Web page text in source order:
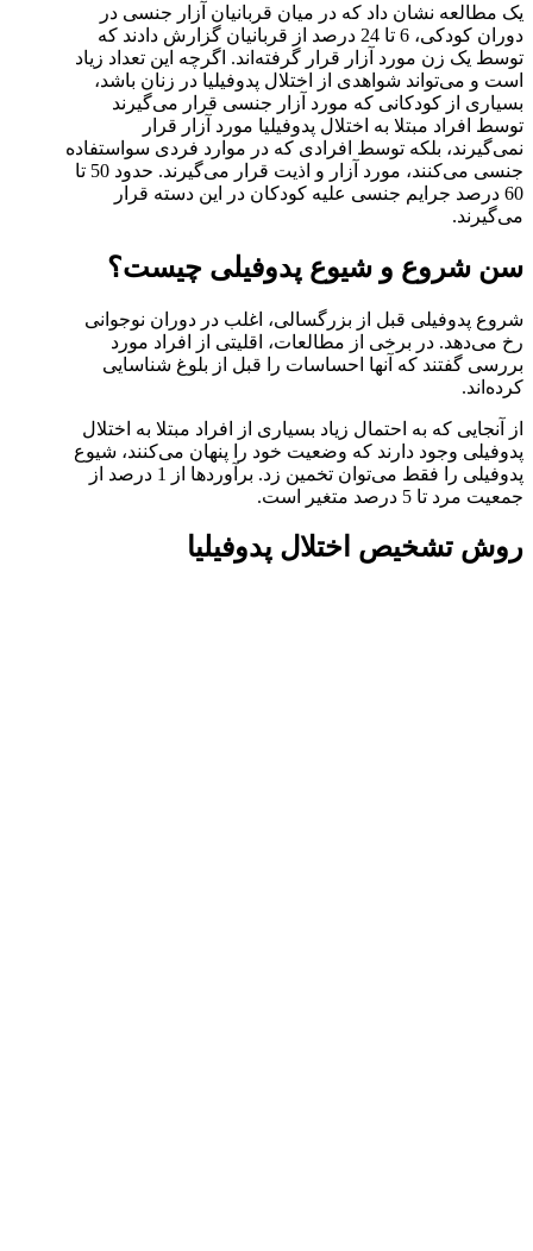
یک مطالعه نشان داد که در میان قربانیان آزار جنسی در
دوران کودکی، 6 تا 24 درصد از قربانیان گزارش دادند که
توسط یک زن مورد آزار قرار گرفته‌اند. اگرچه این تعداد زیاد
است و می‌تواند شواهدی از اختلال پدوفیلیا در زنان باشد،
بسیاری از کودکانی که مورد آزار جنسی قرار می‌گیرند
توسط افراد مبتلا به اختلال پدوفیلیا مورد آزار قرار
نمی‌گیرند، بلکه توسط افرادی که در موارد فردی سواستفاده
جنسی می‌کنند، مورد آزار و اذیت قرار می‌گیرند. حدود 50 تا
60 درصد جرایم جنسی علیه کودکان در این دسته قرار
می‌گیرند.
سن شروع و شیوع پدوفیلی چیست؟
شروع پدوفیلی قبل از بزرگسالی، اغلب در دوران نوجوانی
رخ می‌دهد. در برخی از مطالعات، اقلیتی از افراد مورد
بررسی گفتند که آنها احساسات را قبل از بلوغ شناسایی
کرده‌اند.
از آنجایی که به احتمال زیاد بسیاری از افراد مبتلا به اختلال
پدوفیلی وجود دارند که وضعیت خود را پنهان می‌کنند، شیوع
پدوفیلی را فقط می‌توان تخمین زد. برآوردها از 1 درصد از
جمعیت مرد تا 5 درصد متغیر است.
روش تشخیص اختلال پدوفیلیا